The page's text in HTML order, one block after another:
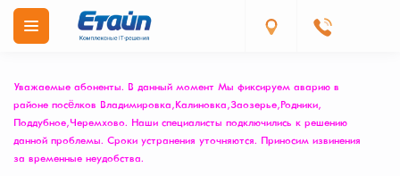
Уважаемые абоненты. В данный момент Мы фиксируем аварию в
районе посёлков Владимировка, Калиновка, Заозерье, Родники,
Поддубное, Черемхово. Наши специалисты подключились к решению
данной проблемы. Сроки устранения уточняются. Приносим извинения
за временные неудобства.